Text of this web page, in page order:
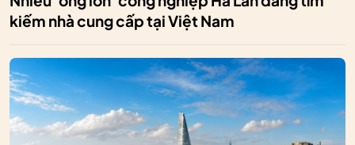
kiếm nhà cung cấp tại Việt Nam